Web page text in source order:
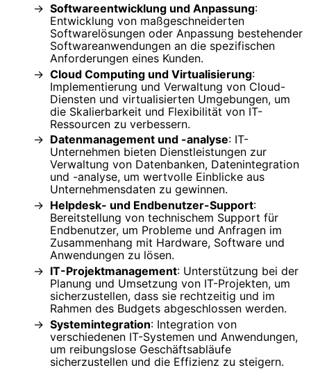
Softwareentwicklung und Anpassung:
Entwicklung von maßgeschneiderten
Softwarelösungen oder Anpassung bestehender
Softwareanwendungen an die spezifischen
Anforderungen eines Kunden.
Cloud Computing und Virtualisierung:
Implementierung und Verwaltung von Cloud-
Diensten und virtualisierten Umgebungen, um
die Skalierbarkeit und Flexibilität von IT-
Ressourcen zu verbessern.
Datenmanagement und -analyse: IT-
Unternehmen bieten Dienstleistungen zur
Verwaltung von Datenbanken, Datenintegration
und -analyse, um wertvolle Einblicke aus
Unternehmensdaten zu gewinnen.
Helpdesk- und Endbenutzer-Support:
Bereitstellung von technischem Support für
Endbenutzer, um Probleme und Anfragen im
Zusammenhang mit Hardware, Software und
Anwendungen zu lösen.
IT-Projektmanagement: Unterstützung bei der
Planung und Umsetzung von IT-Projekten, um
sicherzustellen, dass sie rechtzeitig und im
Rahmen des Budgets abgeschlossen werden.
Systemintegration: Integration von
verschiedenen IT-Systemen und Anwendungen,
um reibungslose Geschäftsabläufe
sicherzustellen und die Effizienz zu steigern.